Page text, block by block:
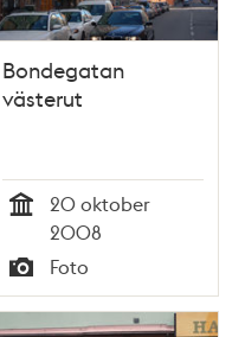
Bondegatan
västerut
20 oktober
2008
Typ
Foto